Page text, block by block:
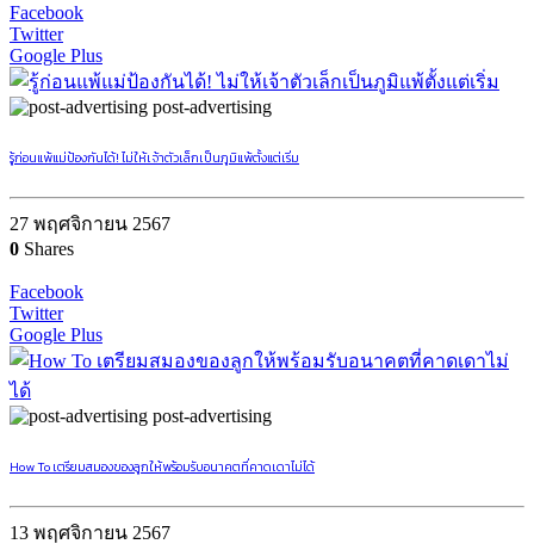
Facebook
Twitter
Google Plus
post-advertising
รู้ก่อนแพ้แม่ป้องกันได้! ไม่ให้เจ้าตัวเล็กเป็นภูมิแพ้ตั้งแต่เริ่ม
27 พฤศจิกายน 2567
0 Shares
Facebook
Twitter
Google Plus
post-advertising
How To เตรียมสมองของลูกให้พร้อมรับอนาคตที่คาดเดาไม่ได้
13 พฤศจิกายน 2567